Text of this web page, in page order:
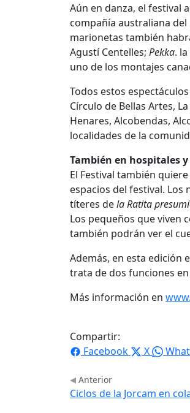
Aún en danza, el festival
compañía australiana
marionetas también
Agustí Centelles; Pekka.
uno de los montajes
Todos estos
Círculo de Bellas Artes,
Henares, Alcobendas,
localidades de la
También en hospitales
El Festival también
espacios del festival. Los
títeres dela Ratita
Los pequeños que viven
también podrán ver el
Además, en esta edición
trata de dos funciones
Más información en
Compartir:
Facebook
X
Anterior
Ciclos de la Jorcam en